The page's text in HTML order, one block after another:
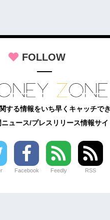
FOLLOW
する情報をいち早くキャッチで
ュース/プレスリリース情報サイ
Facebook Feedly RSS